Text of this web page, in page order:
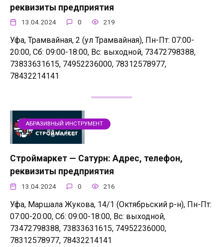
реквизиты предприятия
13.04.2024 0 219
Уфа, Трамвайная, 2 (ул Трамвайная), Пн-Пт: 07:00-
20:00, Сб: 09:00-18:00, Вс: выходной, 73472798388,
73833631615, 74952236000, 78312578977,
78432214141
АБРАЗИВНЫЙ ИНСТРУМЕНТ
Строймаркет — Сатурн: Адрес, телефон,
реквизиты предприятия
13.04.2024 0 216
Уфа, Маршала Жукова, 14/1 (Октябрьский р-н), Пн-Пт:
07:00-20:00, Сб: 09:00-18:00, Вс: выходной,
73472798388, 73833631615, 74952236000,
78312578977, 78432214141